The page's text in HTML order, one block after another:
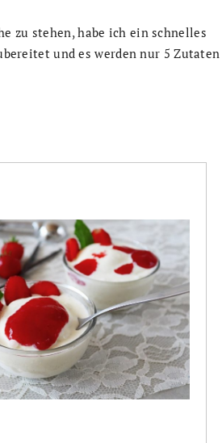
zu stehen, habe ich ein schnelles
und es werden nur 5 Zutaten